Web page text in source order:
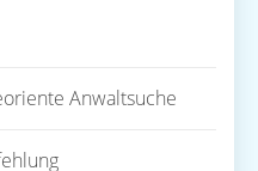
Anwaltsuche